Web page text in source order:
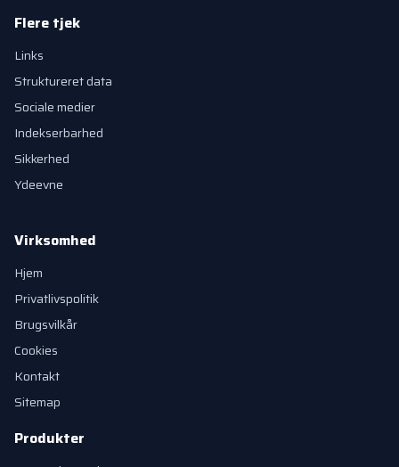
Flere tjek
Links
Struktureret data
Sociale medier
Indekserbarhed
Sikkerhed
Ydeevne
Virksomhed
Hjem
Privatlivspolitik
Brugsvilkår
Cookies
Kontakt
Sitemap
Produkter